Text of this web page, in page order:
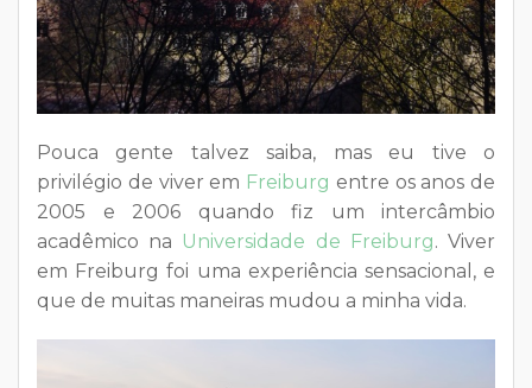
Pouca gente talvez saiba, mas eu tive o
privilégio de viver em Freiburg entre os anos de
2005 e 2006 quando fiz um intercâmbio
acadêmico na Universidade de Freiburg. Viver
em Freiburg foi uma experiência sensacional, e
que de muitas maneiras mudou a minha vida.